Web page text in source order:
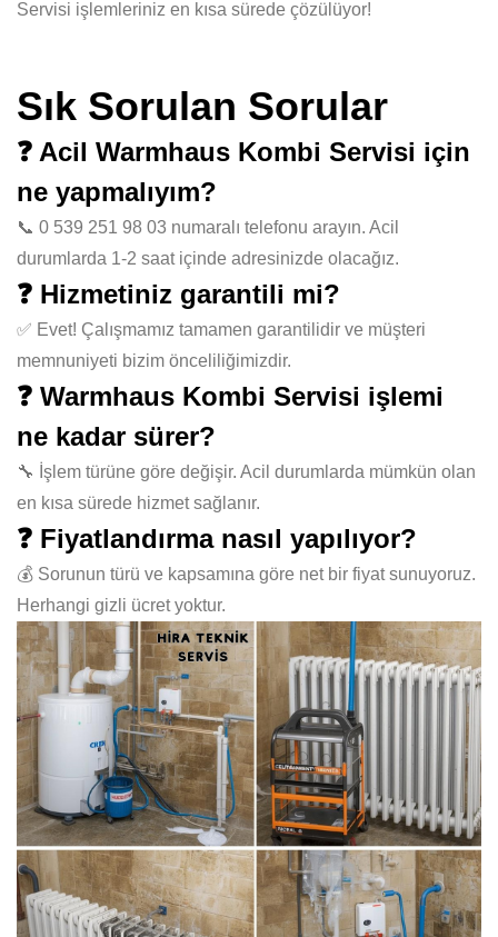
Servisi işlemleriniz en kısa sürede çözülüyor!
Sık Sorulan Sorular
❓ Acil Warmhaus Kombi Servisi için
ne yapmalıyım?
📞 0 539 251 98 03 numaralı telefonu arayın. Acil
durumlarda 1-2 saat içinde adresinizde olacağız.
❓ Hizmetiniz garantili mi?
✅ Evet! Çalışmamız tamamen garantilidir ve müşteri
memnuniyeti bizim önceliliğimizdir.
❓ Warmhaus Kombi Servisi işlemi
ne kadar sürer?
🔧 İşlem türüne göre değişir. Acil durumlarda mümkün olan
en kısa sürede hizmet sağlanır.
❓ Fiyatlandırma nasıl yapılıyor?
💰 Sorunun türü ve kapsamına göre net bir fiyat sunuyoruz.
Herhangi gizli ücret yoktur.